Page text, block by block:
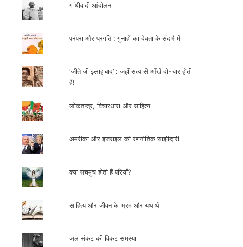
गांधीवादी आंदोलन
परंपरा और प्रगति : गुनाहों का देवता के संदर्भ में
‘जीते जी इलाहाबाद’ : जहाँ सत्य से आँखें दो-चार होती
हैं!
लोकतन्त्र, विचारधारा और साहित्य
अमरीका और इजराइल की रणनीतिक साझीदारी
क्या सचमुच होती हैं परियाँ?
साहित्य और जीवन के भ्रम और यथार्थ
जल संकट की विकट समस्या